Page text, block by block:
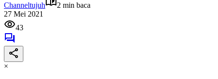
Channeltujuh
2 min baca
27 Mei 2021
43
×